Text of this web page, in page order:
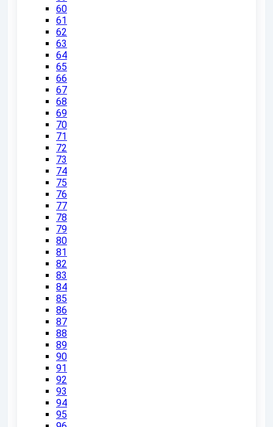
60
61
62
63
64
65
66
67
68
69
70
71
72
73
74
75
76
77
78
79
80
81
82
83
84
85
86
87
88
89
90
91
92
93
94
95